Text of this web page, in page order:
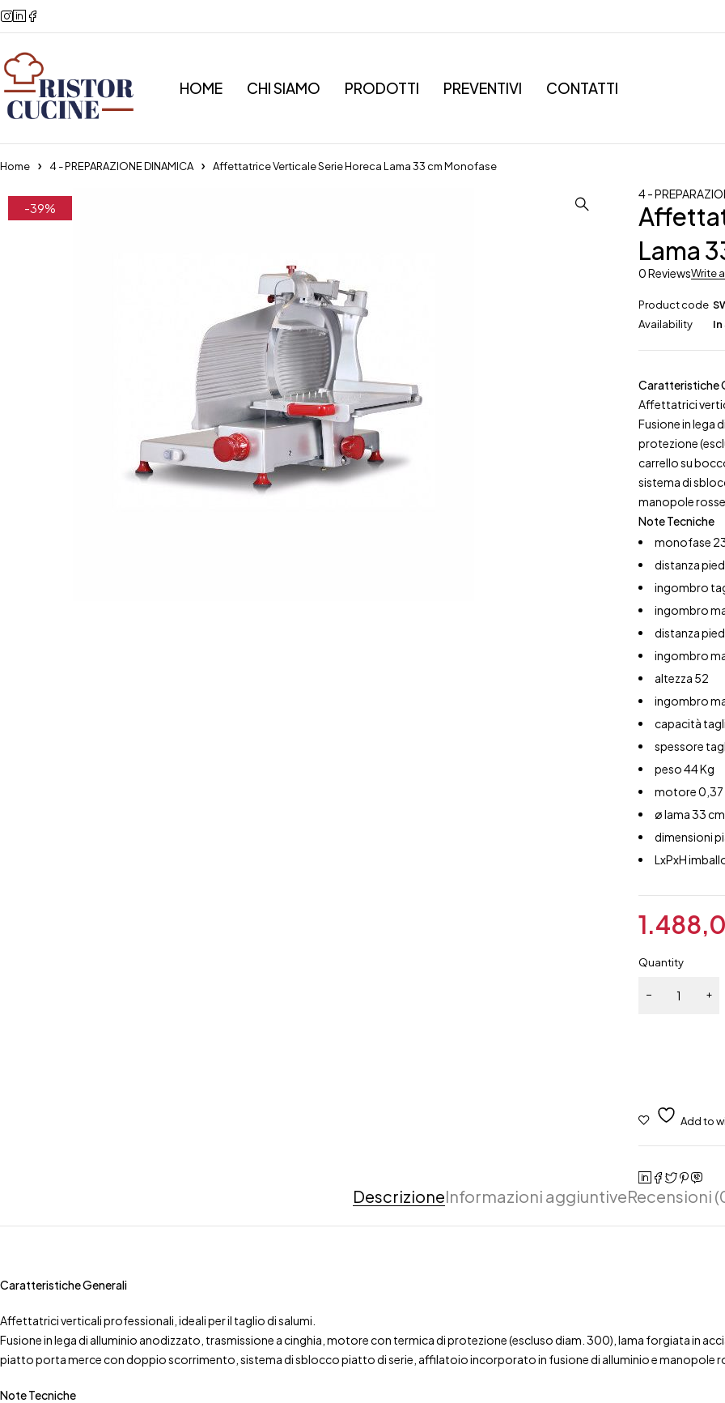
HOME CHI SIAMO PRODOTTI PREVENTIVI CONTATTI
Home 4 - PREPARAZIONE DINAMICA Affettatrice Verticale Serie Horeca Lama 33 cm Monofase
-39%
4 -
Lama
0 ReviewsWrite
Product code
Availability
Caratteristiche
Affettatrici
Fusione in lega
protezione
carrello su
sistema di
manopole
Note Tecniche
monofase
distanza
ingombro
ingombro
distanza
ingombro
altezza 52
ingombro
capacità
spessore
peso 44 Kg
motore 0,37
ø lama 33 cm
dimensioni
LxPxH
Quantity
DescrizioneInformazioni aggiuntiveRecensioni
Caratteristiche Generali
Affettatrici verticali professionali, ideali per il taglio di salumi.
Fusione in lega di alluminio anodizzato, trasmissione a cinghia, motore con termica di protezione (escluso diam. 300), lama forgiata in
piatto porta merce con doppio scorrimento, sistema di sblocco piatto di serie, affilatoio incorporato in fusione di alluminio e manopole
Note Tecniche